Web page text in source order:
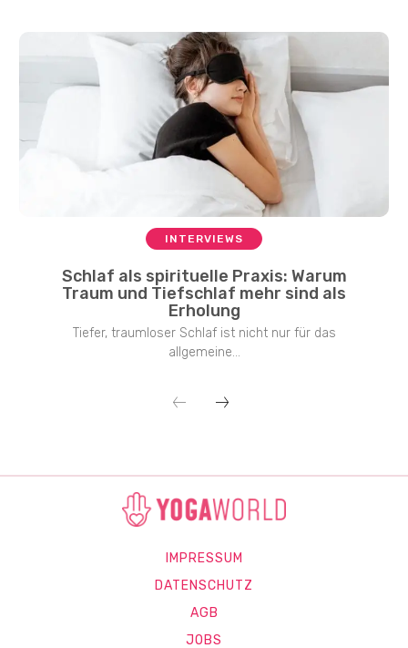
INTERVIEWS
Schlaf als spirituelle Praxis: Warum
Traum und Tiefschlaf mehr sind als
Erholung
Tiefer, traumloser Schlaf ist nicht nur für das
allgemeine...
IMPRESSUM
DATENSCHUTZ
AGB
JOBS